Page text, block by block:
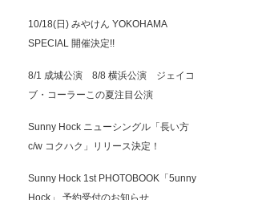
10/18(日) みやけん YOKOHAMA
SPECIAL 開催決定!!
8/1 成城公演 8/8 横浜公演 ジェイコ
ブ・コーラーこの夏注目公演
Sunny Hock ニューシングル「長い方
c/w コクハク」リリース決定！
Sunny Hock 1st PHOTOBOOK「5unny
Hock」 予約受付のお知らせ